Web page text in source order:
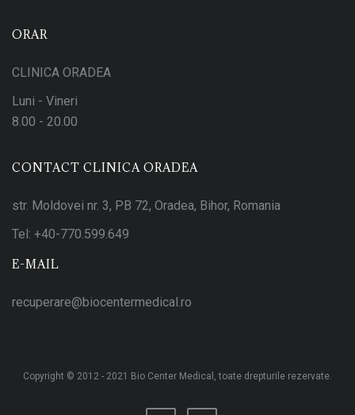
ORAR
CLINICA ORADEA
Luni - Vineri
8.00 - 20.00
CONTACT CLINICA ORADEA
str. Moldovei nr. 3, PB 72, Oradea, Bihor, Romania
Tel: +40-770.599.649
E-MAIL
recuperare@biocentermedical.ro
Copyright © 2012 - 2021 Bio Center Medical, toate drepturile rezervate.